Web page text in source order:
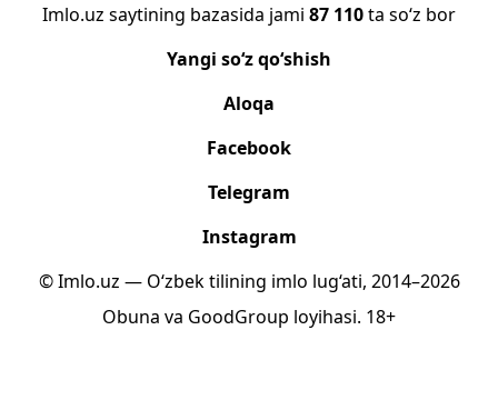
Imlo.uz saytining bazasida jami 87 110ta so‘z bor
Yangi so‘z qo‘shish
Aloqa
Facebook
Telegram
Instagram
© Imlo.uz — O‘zbek tilining imlo lug‘ati, 2014–2026
Obuna va GoodGroup loyihasi. 18+